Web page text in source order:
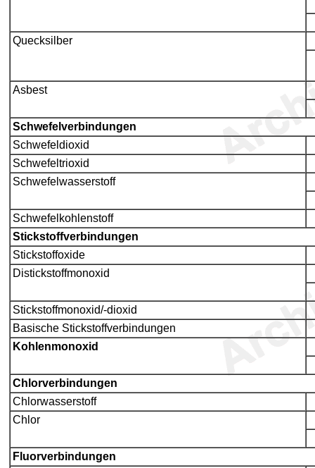
Quecksilber
Asbest
Schwefelverbindungen
Schwefeldioxid
Schwefeltrioxid
Schwefelwasserstoff
Schwefelkohlenstoff
Stickstoffverbindungen
Stickstoffoxide
Distickstoffmonoxid
Stickstoffmonoxid/-dioxid
Basische Stickstoffverbindungen
Kohlenmonoxid
Chlorverbindungen
Chlorwasserstoff
Chlor
Fluorverbindungen